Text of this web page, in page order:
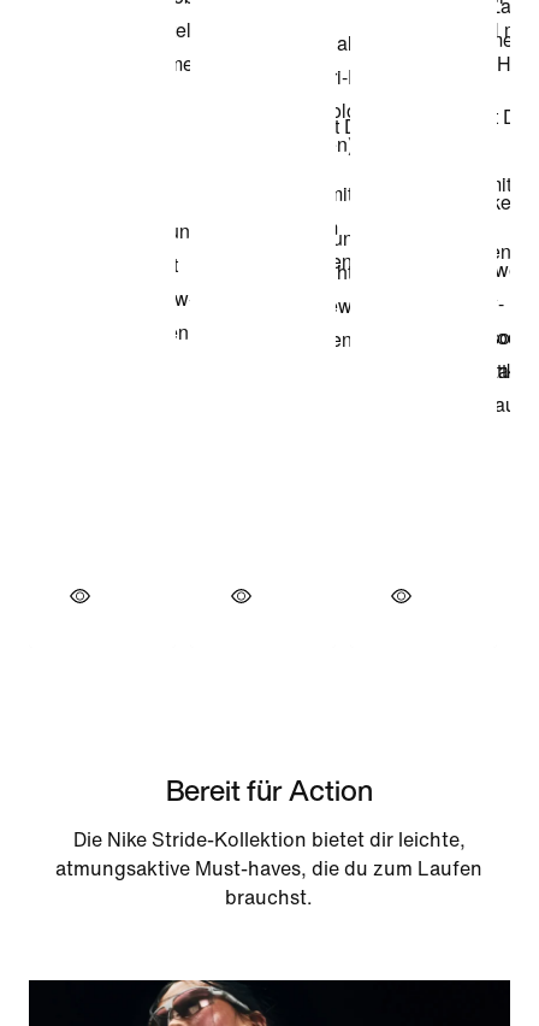
Bereit für Action
Die Nike Stride-Kollektion bietet dir leichte,
atmungsaktive Must-haves, die du zum Laufen
brauchst.